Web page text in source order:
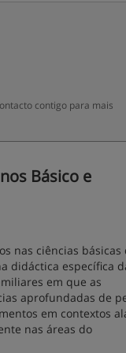
contigo para mais
Básico e
nas ciências básicas
didáctica específica
em que as
aprofundadas de
em contextos
nas áreas do